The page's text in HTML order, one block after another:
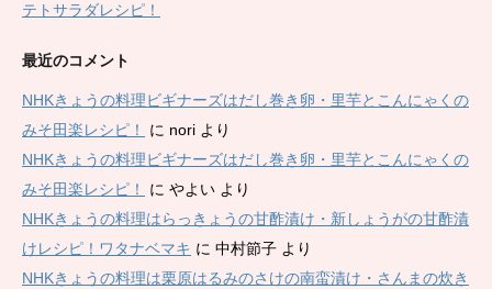
テトサラダレシピ！
最近のコメント
NHKきょうの料理ビギナーズはだし巻き卵・里芋とこんにゃくの
みそ田楽レシピ！
に nori より
NHKきょうの料理ビギナーズはだし巻き卵・里芋とこんにゃくの
みそ田楽レシピ！
に やよい より
NHKきょうの料理はらっきょうの甘酢漬け・新しょうがの甘酢漬
けレシピ！ワタナベマキ に 中村節子 より
NHKきょうの料理は栗原はるみのさけの南蛮漬け・さんまの炊き